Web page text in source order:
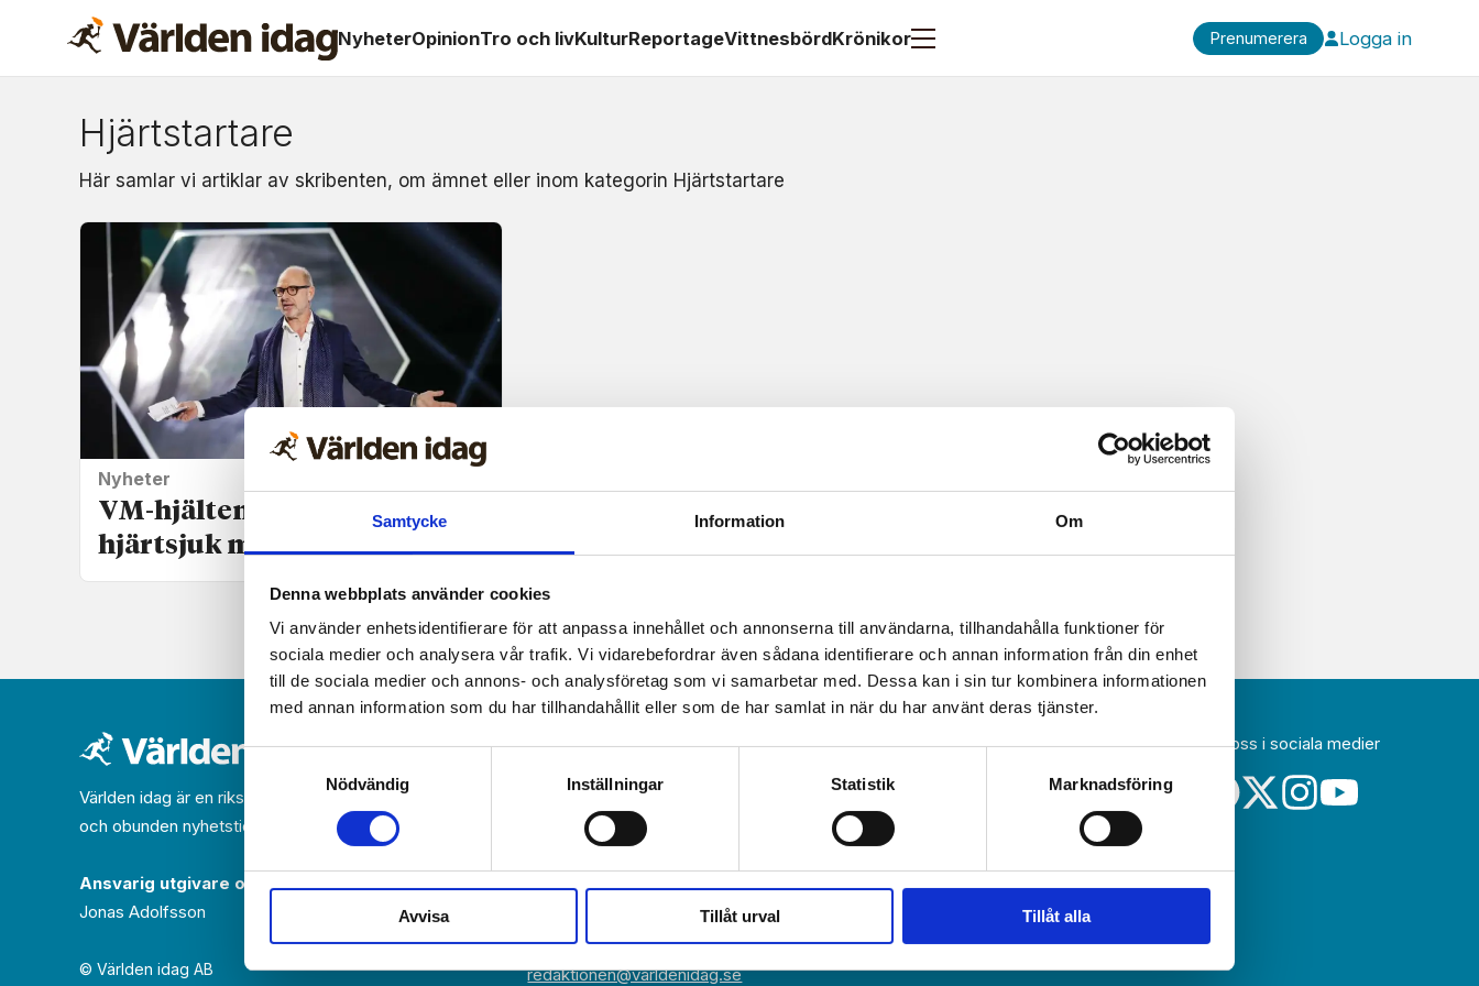
Samtycke Information Om
Denna webbplats använder cookies
Vi använder enhetsidentifierare för att anpassa innehållet och annonserna till användarna, tillhandahålla funktioner för
sociala medier och analysera vår trafik. Vi vidarebefordrar även sådana identifierare och annan information från din enhet
till de sociala medier och annons- och analysföretag som vi samarbetar med. Dessa kan i sin tur kombinera informationen
med annan information som du har tillhandahållit eller som de har samlat in när du har använt deras tjänster.
Nödvändig
Inställningar Statistik Marknadsföring
Avvisa Tillåt urval Tillåt alla
NyheterOpinionTro och livKulturReportageVittnesbördKrönikor Prenumerera Logga in
Om:
hjärtstartare
Hjärtstartare
Här samlar vi artiklar av skribenten, om ämnet eller inom kategorin Hjärtstartare
Nyheter
VM-hjälten räddade
hjärtsjuk mans liv
Världen idag är en rikstäckande
och obunden nyhets­­­tidning på kristen grund.
Ansvarig utgivare och chef­redaktör:
Jonas Adolfsson
© Världen idag AB
Växel:
(kl 10–12, 14–16)
Kundservice:
kundtjanst@varldenidag.se
redaktionen@varldenidag.se
Om Världen idag
Kundservice
Prenumerera
Annonsera
Följ oss i sociala medier